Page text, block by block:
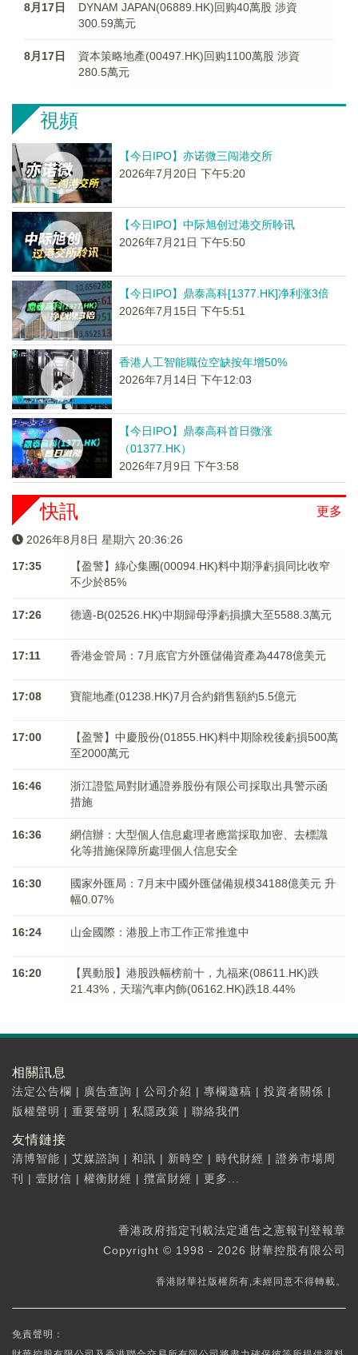
8月17日
DYNAM JAPAN(06889.HK)回购40萬股 涉資
300.59萬元
8月17日
資本策略地產(00497.HK)回购1100萬股 涉資
280.5萬元
視頻
【今日IPO】亦诺微三闯港交所
2026年7月20日 下午5:20
【今日IPO】中际旭创过港交所聆讯
2026年7月21日 下午5:50
【今日IPO】鼎泰高科[1377.HK]净利涨3倍
2026年7月15日 下午5:51
香港人工智能職位空缺按年增50%
2026年7月14日 下午12:03
【今日IPO】鼎泰高科首日微涨
（01377.HK）
2026年7月9日 下午3:58
更多
快訊
2026年8月8日 星期六 20:36:26
17:35
【盈警】綠心集團(00094.HK)料中期淨虧損同比收窄
不少於85%
17:26 德適-B(02526.HK)中期歸母淨虧損擴大至5588.3萬元
17:11 香港金管局：7月底官方外匯儲備資產為4478億美元
17:08 寶龍地產(01238.HK)7月合約銷售額約5.5億元
17:00
【盈警】中慶股份(01855.HK)料中期除稅後虧損500萬
至2000萬元
16:46
浙江證監局對財通證券股份有限公司採取出具警示函
措施
16:36
網信辦：大型個人信息處理者應當採取加密、去標識
化等措施保障所處理個人信息安全
16:30
國家外匯局：7月末中國外匯儲備規模34188億美元 升
幅0.07%
16:24 山金國際：港股上市工作正常推進中
16:20
【異動股】港股跌幅榜前十，九福來(08611.HK)跌
21.43%，天瑞汽車内飾(06162.HK)跌18.44%
相關訊息
法定公告欄 | 廣告查詢 | 公司介紹 | 專欄邀稿 | 投資者關係 |
版權聲明 | 重要聲明 | 私隱政策 | 聯絡我們
友情鏈接
清博智能 | 艾媒諮詢 | 和訊 | 新時空 | 時代財經 | 證券市場周
刊
| 壹財信 | 權衡財經 | 攬富財經 | 更多...
香港政府指定刊載法定通告之憲報刊登報章
Copyright © 1998 - 2026 財華控股有限公司
香港財華社版權所有,未經同意不得轉載。
免責聲明：